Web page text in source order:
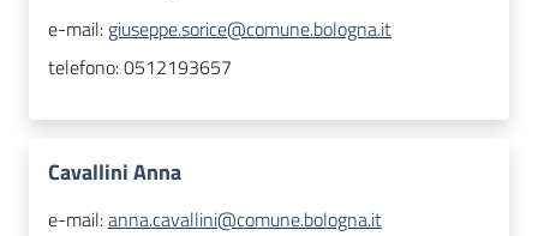
e-mail: giuseppe.sorice@comune.bologna.it
telefono:0512193657
Cavallini Anna
e-mail:anna.cavallini@comune.bologna.it